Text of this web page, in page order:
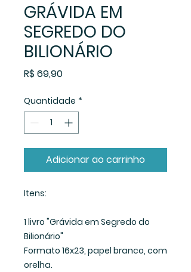
GRÁVIDA EM
SEGREDO DO
BILIONÁRIO
R$ 69,90Preço
Quantidade *
Adicionar ao carrinho
Itens:
1 livro "Grávida em Segredo do
Bilionário"
Formato 16x23, papel branco, com
orelha.